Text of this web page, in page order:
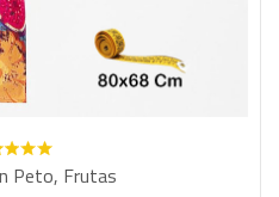
Peto, Frutas